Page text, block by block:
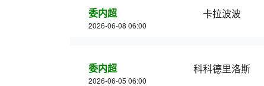
委内超
2026-06-08 06:00
卡拉波波
委内超
2026-06-05 06:00
科科德里洛斯